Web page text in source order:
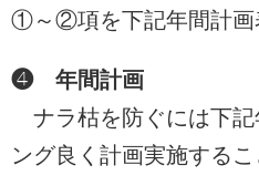
①～②項を下記年間計画
❹ 年間計画
ナラ枯を防ぐには下
ング良く計画実施するこ